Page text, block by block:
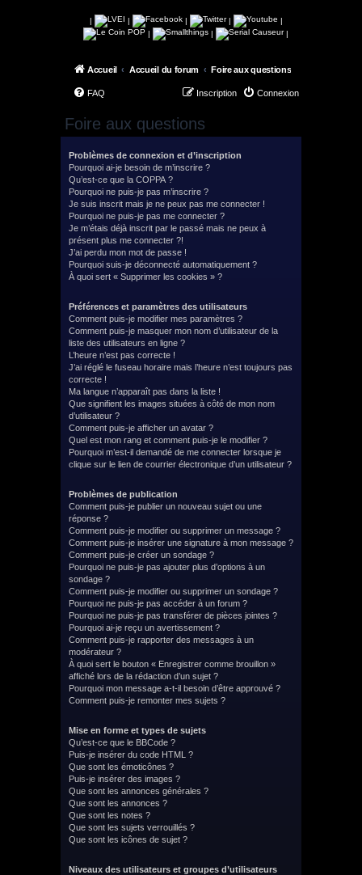
| | | |
|
|
| |
Accueil Accueil du forum Foire aux questions
FAQ Connexion
Inscription
Foire aux questions
Problèmes de connexion et d’inscription
Pourquoi ai-je besoin de m’inscrire ?
Qu’est-ce que la COPPA ?
Pourquoi ne puis-je pas m’inscrire ?
Je suis inscrit mais je ne peux pas me connecter !
Pourquoi ne puis-je pas me connecter ?
Je m’étais déjà inscrit par le passé mais ne peux à
présent plus me connecter ?!
J’ai perdu mon mot de passe !
Pourquoi suis-je déconnecté automatiquement ?
À quoi sert « Supprimer les cookies » ?
Préférences et paramètres des utilisateurs
Comment puis-je modifier mes paramètres ?
Comment puis-je masquer mon nom d’utilisateur de la
liste des utilisateurs en ligne ?
L’heure n’est pas correcte !
J’ai réglé le fuseau horaire mais l’heure n’est toujours pas
correcte !
Ma langue n’apparaît pas dans la liste !
Que signifient les images situées à côté de mon nom
d’utilisateur ?
Comment puis-je afficher un avatar ?
Quel est mon rang et comment puis-je le modifier ?
Pourquoi m’est-il demandé de me connecter lorsque je
clique sur le lien de courrier électronique d’un utilisateur ?
Problèmes de publication
Comment puis-je publier un nouveau sujet ou une
réponse ?
Comment puis-je modifier ou supprimer un message ?
Comment puis-je insérer une signature à mon message ?
Comment puis-je créer un sondage ?
Pourquoi ne puis-je pas ajouter plus d’options à un
sondage ?
Comment puis-je modifier ou supprimer un sondage ?
Pourquoi ne puis-je pas accéder à un forum ?
Pourquoi ne puis-je pas transférer de pièces jointes ?
Pourquoi ai-je reçu un avertissement ?
Comment puis-je rapporter des messages à un
modérateur ?
À quoi sert le bouton « Enregistrer comme brouillon »
affiché lors de la rédaction d’un sujet ?
Pourquoi mon message a-t-il besoin d’être approuvé ?
Comment puis-je remonter mes sujets ?
Mise en forme et types de sujets
Qu’est-ce que le BBCode ?
Puis-je insérer du code HTML ?
Que sont les émoticônes ?
Puis-je insérer des images ?
Que sont les annonces générales ?
Que sont les annonces ?
Que sont les notes ?
Que sont les sujets verrouillés ?
Que sont les icônes de sujet ?
Niveaux des utilisateurs et groupes d’utilisateurs